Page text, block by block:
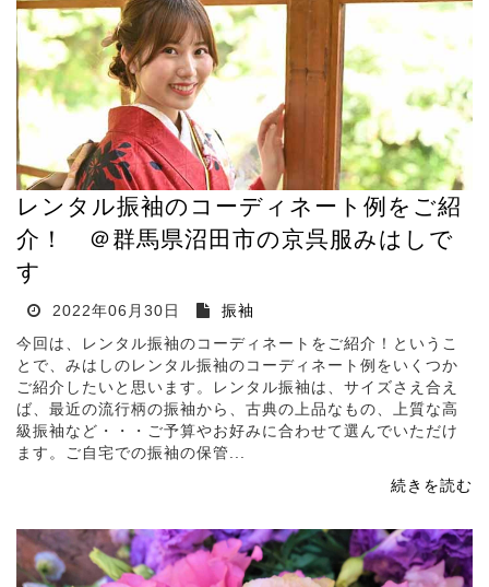
レンタル振袖のコーディネート例をご紹
介！ ＠群馬県沼田市の京呉服みはしで
す
2022年06月30日
振袖
今回は、レンタル振袖のコーディネートをご紹介！というこ
とで、みはしのレンタル振袖のコーディネート例をいくつか
ご紹介したいと思います。レンタル振袖は、サイズさえ合え
ば、最近の流行柄の振袖から、古典の上品なもの、上質な高
級振袖など・・・ご予算やお好みに合わせて選んでいただけ
ます。ご自宅での振袖の保管...
続きを読む